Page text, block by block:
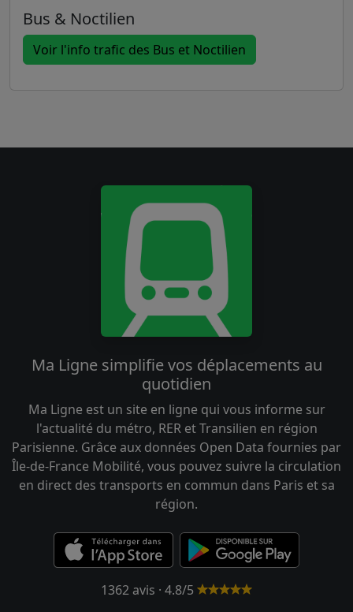
Bus & Noctilien
Voir l'info trafic des Bus et Noctilien
Ma Ligne simplifie vos déplacements au
quotidien
Ma Ligne est un site en ligne qui vous informe sur
l'actualité du métro, RER et Transilien en région
Parisienne. Grâce aux données Open Data fournies par
Île-de-France Mobilité, vous pouvez suivre la circulation
en direct des transports en commun dans Paris et sa
région.
1362 avis · 4.8/5